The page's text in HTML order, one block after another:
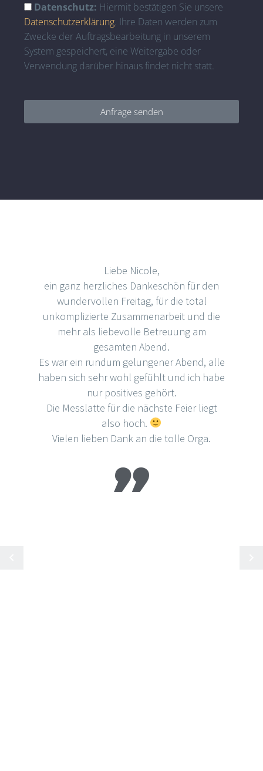
Datenschutz: Hiermit bestätigen Sie unsere
Datenschutzerklärung. Ihre Daten werden zum
Zwecke der Auftragsbearbeitung in unserem
System gespeichert, eine Weitergabe oder
Verwendung darüber hinaus findet nicht statt.
Anfrage senden
Liebe Nicole,
ein ganz herzliches Dankeschön für den
wundervollen Freitag, für die total
unkomplizierte Zusammenarbeit und die
mehr als liebevolle Betreuung am
gesamten Abend.
Es war ein rundum gelungener Abend, alle
haben sich sehr wohl gefühlt und ich habe
nur positives gehört.
Die Messlatte für die nächste Feier liegt
also hoch.
Vielen lieben Dank an die tolle Orga.